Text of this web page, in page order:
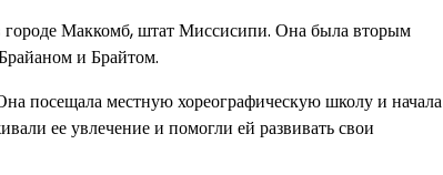
городе Маккомб, штат Миссисипи. Она была вторым
и Брайтом.
посещала местную хореографическую школу и начала
ее увлечение и помогли ей развивать свои